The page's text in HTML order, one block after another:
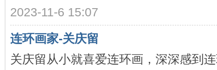
2023-11-6 15:07
连环画家-关庆留
关庆留从小就喜爱连环画，深深感到